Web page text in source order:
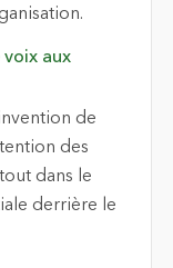
aux
de
des
dans le
derrière le